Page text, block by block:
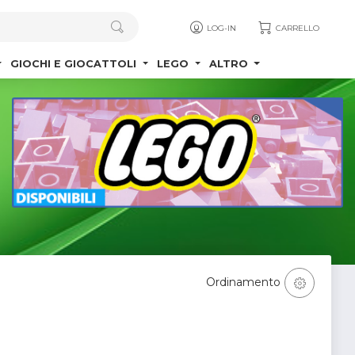
LOG-IN CARRELLO
GIOCHI E GIOCATTOLI LEGO ALTRO
Ordinamento